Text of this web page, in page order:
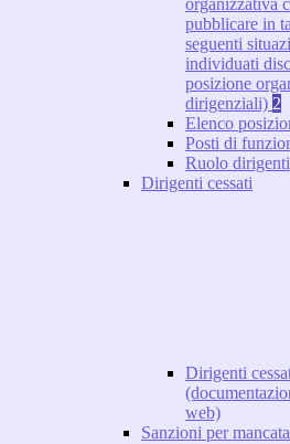
organizzativa
pubblicare in
seguenti
individuati
posizione
dirigenziali) 2
Elenco
Posti di
Ruolo dirigenti
Dirigenti cessati
Dirigenti
web)
Sanzioni per